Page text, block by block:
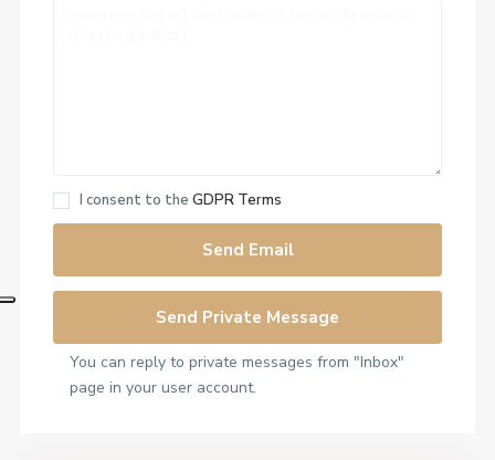
I consent to theGDPR Terms
You can reply to private messages from "Inbox"
page in your user account.